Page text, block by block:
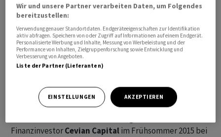
ABBführt die diesjährige Gewinnerliste mit einem Plus
von knapp 47 Prozent denn auch unangefochten an.
schweizerisch-schwedischen Industrie-Urgesteins mehr
als verdreifacht. Als sich der für seine aktive
FinanzinvestorCevian Capitalim Frühsommer 2015 bei
Wir und unsere Partner verarbeiten Daten, um Folgendes
bereitzustellen:
Verwendung genauer Standortdaten. Endgeräteeigenschaften zur Identifikation
aktiv abfragen. Speichern von oder Zugriff auf Informationen auf einem Endgerät.
Personalisierte Werbung und Inhalte, Messung von Werbeleistung und der
Performance von Inhalten, Zielgruppenforschung sowie Entwicklung und
Verbesserung von Angeboten.
Liste der Partner (Lieferanten)
EINSTELLUNGEN AKZEPTIEREN